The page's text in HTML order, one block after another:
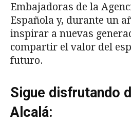
Embajadoras de la
Española y, durante un
inspirar a nuevas
compartir el valor del
futuro.
Sigue disfrutando
Alcalá: